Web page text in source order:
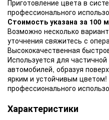
Приготовление цвета в
профессионального
Стоимость указана за 100
Возможно несколько
уточнения свяжитесь с
Высококачественная
Используется для
автомобилей, образуя
ярким и устойчивым
профессионального
Характеристики